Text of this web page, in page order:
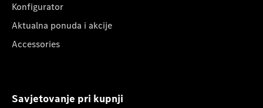
Konfigurator
Aktualna ponuda i akcije
Accessories
Savjetovanje pri kupnji